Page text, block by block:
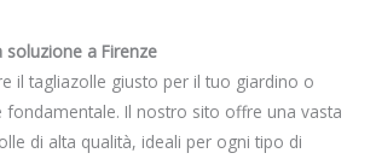
soluzione a Firenze
il tagliazolle giusto per il tuo giardino o
fondamentale. Il nostro sito offre una vasta
di alta qualità, ideali per ogni tipo di